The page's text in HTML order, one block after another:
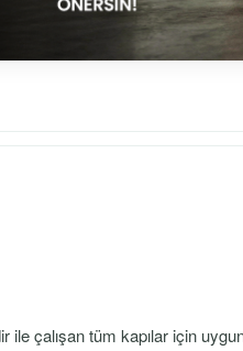
çalışan tüm kapılar için